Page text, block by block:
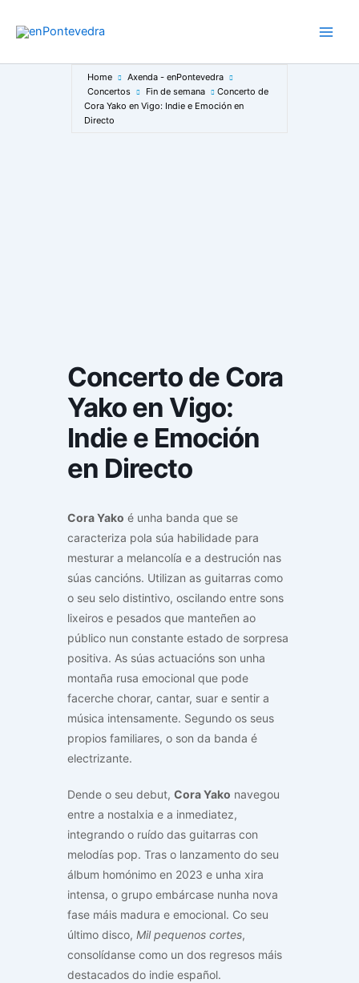
Home
Axenda - enPontevedra
Concertos
Fin de semana
Concerto de
Cora Yako en Vigo: Indie e Emoción en
Directo
Concerto de Cora
Yako en Vigo:
Indie e Emoción
en Directo
Cora Yako é unha banda que se
caracteriza pola súa habilidade para
mesturar a melancolía e a destrución nas
súas cancións. Utilizan as guitarras como
o seu selo distintivo, oscilando entre sons
lixeiros e pesados que manteñen ao
público nun constante estado de sorpresa
positiva. As súas actuacións son unha
montaña rusa emocional que pode
facerche chorar, cantar, suar e sentir a
música intensamente. Segundo os seus
propios familiares, o son da banda é
electrizante.
Dende o seu debut, Cora Yako navegou
entre a nostalxia e a inmediatez,
integrando o ruído das guitarras con
melodías pop. Tras o lanzamento do seu
álbum homónimo en 2023 e unha xira
intensa, o grupo embárcase nunha nova
fase máis madura e emocional. Co seu
último disco, Mil pequenos cortes,
consolídanse como un dos regresos máis
destacados do indie español.